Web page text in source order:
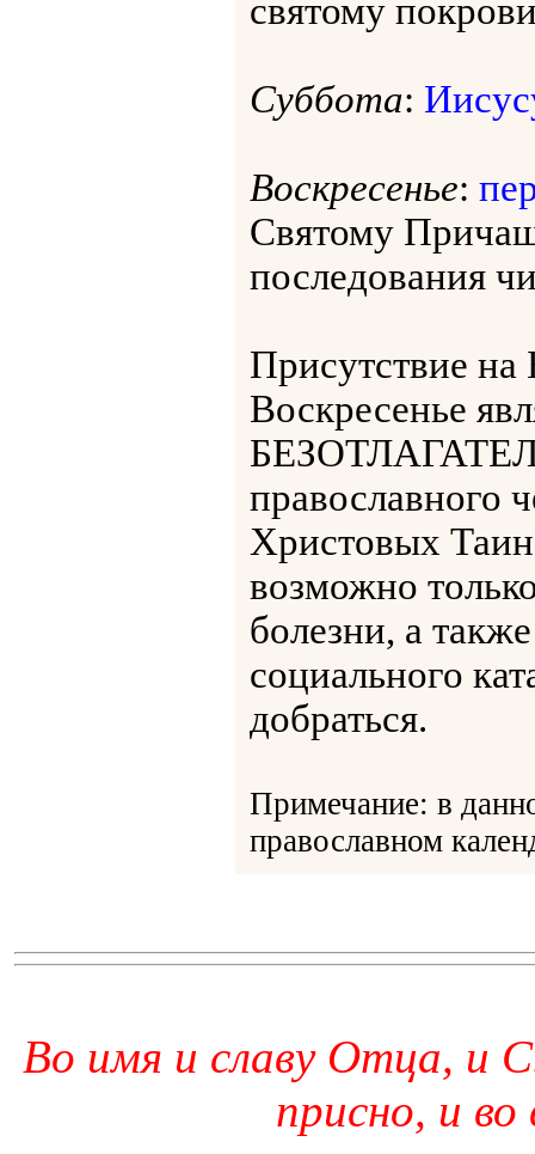
святому
Суббота:
Воскресенье:
Святому
последования
Присутствие
Воскресенье
православного
Христовых
возможно
болезни, а
социального
добраться.
Примечание: в
православном
Во имя и славу Отца, и
присно, и во